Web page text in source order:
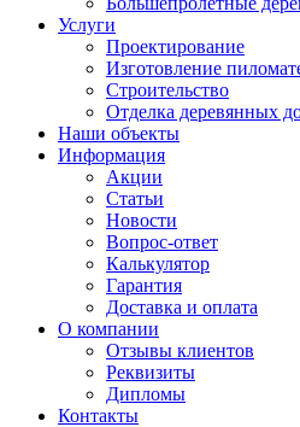
Услуги
Проектирование
Изготовление
Строительство
Отделка деревянных
Наши объекты
Информация
Акции
Статьи
Новости
Вопрос-ответ
Калькулятор
Гарантия
Доставка и оплата
О компании
Отзывы клиентов
Реквизиты
Дипломы
Контакты